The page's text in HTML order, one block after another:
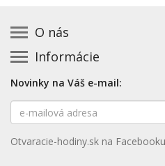
O nás
Kontakt na prevádzkovateľa
Zásady používania cookies
Prehlásenie o prístupnosti
Mapa stránok
Informácie
Základná registrácia
Platené služby
Nenašli ste otváracie
Aktualizácia otváracích hodín
Novinky na Váš e-mail:
E-
mailová
Otvaracie-hodiny.sk na Facebooku